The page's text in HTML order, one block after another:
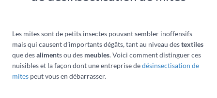
Les mites sont de petits insectes pouvant sembler inoffensifs
mais qui causent d’importants dégâts, tant au niveau destextiles
que desaliments ou des meubles. Voici comment distinguer ces
nuisibles et la façon dont une entreprise dedésinsectisation de
mites peut vous en débarrasser.